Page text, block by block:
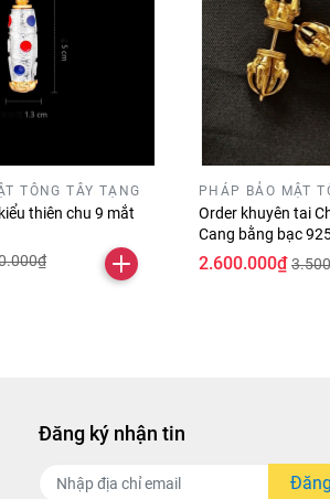
TÔNG TÂY TẠNG
thiên chu 9 mắt
PHÁP BẢO MẬT
Order khuyên tai
Cang bằng bạc
2.600.000₫
Đăng ký nhận tin